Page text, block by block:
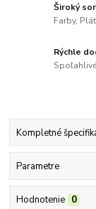
Široký
Farby,
Rýchle
Kompletné
Parametre
Hodnotenie 0